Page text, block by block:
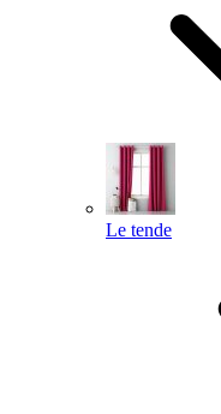
Le tende